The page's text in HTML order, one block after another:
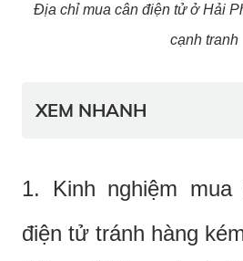
Địa chỉ mua cân điện tử ở Hải
cạnh tranh
XEM NHANH
1. Kinh nghiệm
điện tử tránh hàng